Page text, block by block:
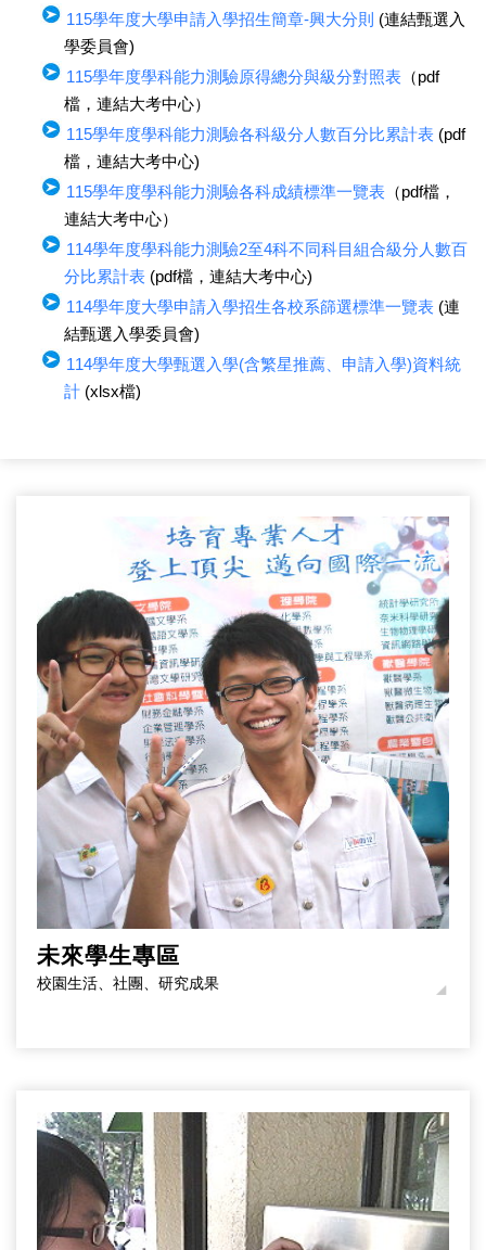
115學年度大學申請入學招生簡章-興大分則 (連結甄選入
學委員會)
115學年度學科能力測驗原得總分與級分對照表（pdf
檔，連結大考中心）
115學年度學科能力測驗各科級分人數百分比累計表(pdf
檔，連結大考中心)
115學年度學科能力測驗各科成績標準一覽表（pdf檔，
連結大考中心）
114學年度學科能力測驗2至4科不同科目組合級分人數百
分比累計表(pdf檔，連結大考中心)
114學年度大學申請入學招生各校系篩選標準一覽表(連
結甄選入學委員會)
114學年度大學甄選入學(含繁星推薦、申請入學)資料統
計(xlsx檔)
未來學生專區
校園生活、社團、研究成果